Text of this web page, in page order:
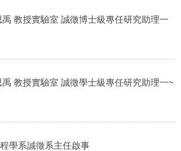
禹 教授實驗室 誠徵博士級專任研究助理一
禹 教授實驗室 誠徵學士級專任研究助理一~
學系誠徵系主任啟事